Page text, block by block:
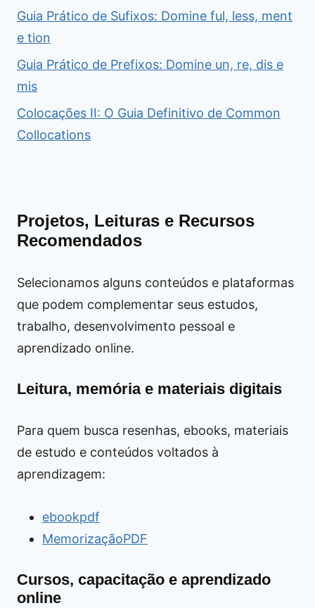
Guia Prático de Sufixos: Domine ful, less, ment
e tion
Guia Prático de Prefixos: Domine un, re, dis e
mis
Colocações II: O Guia Definitivo de Common
Collocations
Projetos, Leituras e Recursos
Recomendados
Selecionamos alguns conteúdos e plataformas
que podem complementar seus estudos,
trabalho, desenvolvimento pessoal e
aprendizado online.
Leitura, memória e materiais digitais
Para quem busca resenhas, ebooks, materiais
de estudo e conteúdos voltados à
aprendizagem:
ebookpdf
MemorizaçãoPDF
Cursos, capacitação e aprendizado
online